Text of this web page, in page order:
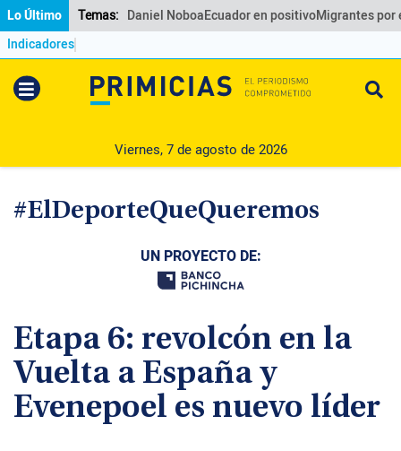
Lo Último Temas: Daniel NoboaEcuador en positivoMigrantes por
Indicadores
Viernes, 7 de agosto de 2026
Lo Último
Guayaquil
Jugada
#ElDeporteQueQueremos
#ElDeporteQueQueremos
UN PROYECTO DE:
Etapa 6: revolcón en la
Vuelta a España y
Evenepoel es nuevo líder